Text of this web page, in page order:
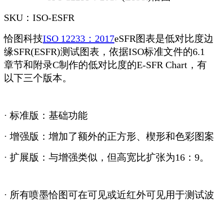
SKU：ISO-ESFR
恰图科技ISO 12233：2017eSFR图表是低对比度边
缘SFR(ESFR)测试图表，依据ISO标准文件的6.1
章节和附录C制作的低对比度的E-SFR Chart，有
以下三个版本。
· 标准版：基础功能
· 增强版：增加了额外的正方形、楔形和色彩图案
· 扩展版：与增强类似，但高宽比扩张为16：9。
· 所有喷墨恰图可在可见或近红外可见用于测试波